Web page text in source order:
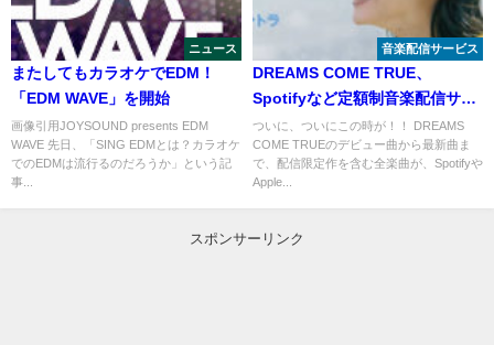
ニュース
またしてもカラオケでEDM！
「EDM WAVE」を開始
画像引用JOYSOUND presents EDM
WAVE 先日、「SING EDMとは？カラオケ
でのEDMは流行るのだろうか」という記
事...
音楽配信サービス
DREAMS COME TRUE、
Spotifyなど定額制音楽配信サー
ビスにやってきた
ついに、ついにこの時が！！ DREAMS
COME TRUEのデビュー曲から最新曲ま
で、配信限定作を含む全楽曲が、Spotifyや
Apple...
スポンサーリンク